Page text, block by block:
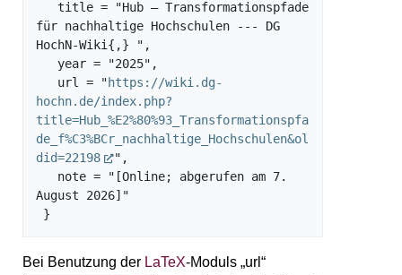
für nachhaltige Hochschulen --- DG
HochN-Wiki{,} ",
   url = "
https://wiki.dg-
hochn.de/index.php?
title=Hub_%E2%80%93_Transformationspfa
de_f%C3%BCr_nachhaltige_Hochschulen&ol
did=22198
",
August 2026]"
Bei Benutzung der LaTeX-Moduls „url“